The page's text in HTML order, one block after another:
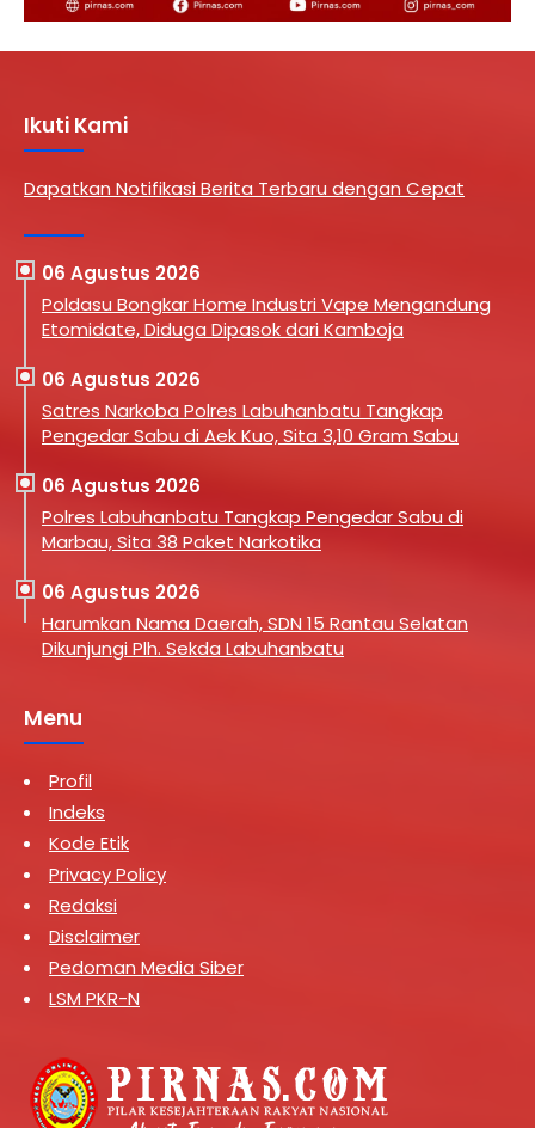
Ikuti Kami
Dapatkan Notifikasi Berita Terbaru dengan Cepat
06 Agustus 2026
Poldasu Bongkar Home Industri Vape Mengandung
Etomidate, Diduga Dipasok dari Kamboja
06 Agustus 2026
Satres Narkoba Polres Labuhanbatu Tangkap
Pengedar Sabu di Aek Kuo, Sita 3,10 Gram Sabu
06 Agustus 2026
Polres Labuhanbatu Tangkap Pengedar Sabu di
Marbau, Sita 38 Paket Narkotika
06 Agustus 2026
Harumkan Nama Daerah, SDN 15 Rantau Selatan
Dikunjungi Plh. Sekda Labuhanbatu
Menu
Profil
Indeks
Kode Etik
Privacy Policy
Redaksi
Disclaimer
Pedoman Media Siber
LSM PKR-N